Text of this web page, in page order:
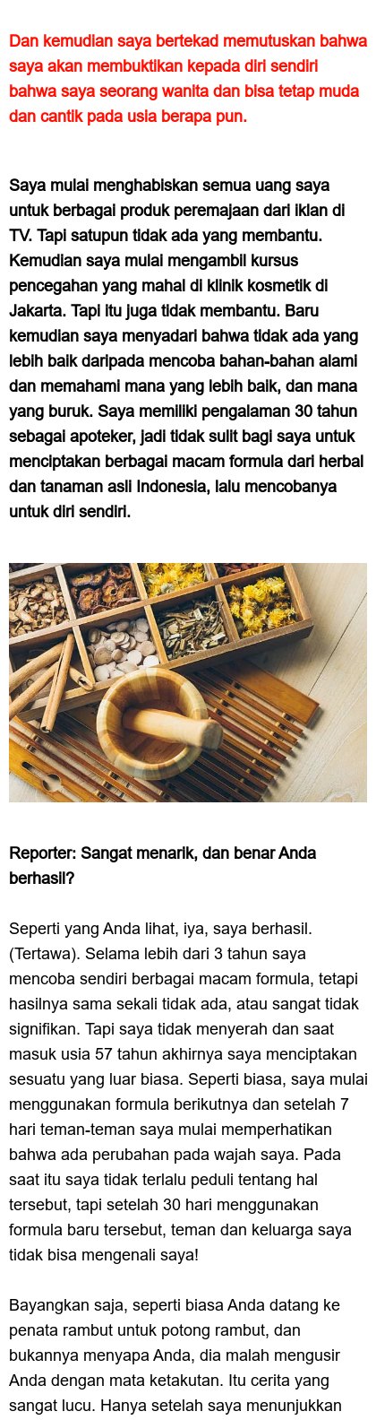
Dan kemudian saya bertekad memutuskan bahwa
saya akan membuktikan kepada diri sendiri
bahwa saya seorang wanita dan bisa tetap muda
dan cantik pada usia berapa pun.
Saya mulai menghabiskan semua uang saya
untuk berbagai produk peremajaan dari iklan di
TV. Tapi satupun tidak ada yang membantu.
Kemudian saya mulai mengambil kursus
pencegahan yang mahal di klinik kosmetik di
Jakarta. Tapi itu juga tidak membantu. Baru
kemudian saya menyadari bahwa tidak ada yang
lebih baik daripada mencoba bahan-bahan alami
dan memahami mana yang lebih baik, dan mana
yang buruk. Saya memiliki pengalaman 30 tahun
sebagai apoteker, jadi tidak sulit bagi saya untuk
menciptakan berbagai macam formula dari herbal
dan tanaman asli Indonesia, lalu mencobanya
untuk diri sendiri.
Reporter: Sangat menarik, dan benar Anda
berhasil?
Seperti yang Anda lihat, iya, saya berhasil.
(Tertawa). Selama lebih dari 3 tahun saya
mencoba sendiri berbagai macam formula, tetapi
hasilnya sama sekali tidak ada, atau sangat tidak
signifikan. Tapi saya tidak menyerah dan saat
masuk usia 57 tahun akhirnya saya menciptakan
sesuatu yang luar biasa. Seperti biasa, saya mulai
menggunakan formula berikutnya dan setelah 7
hari teman-teman saya mulai memperhatikan
bahwa ada perubahan pada wajah saya. Pada
saat itu saya tidak terlalu peduli tentang hal
tersebut, tapi setelah 30 hari menggunakan
formula baru tersebut, teman dan keluarga saya
tidak bisa mengenali saya!
Bayangkan saja, seperti biasa Anda datang ke
penata rambut untuk potong rambut, dan
bukannya menyapa Anda, dia malah mengusir
Anda dengan mata ketakutan. Itu cerita yang
sangat lucu. Hanya setelah saya menunjukkan